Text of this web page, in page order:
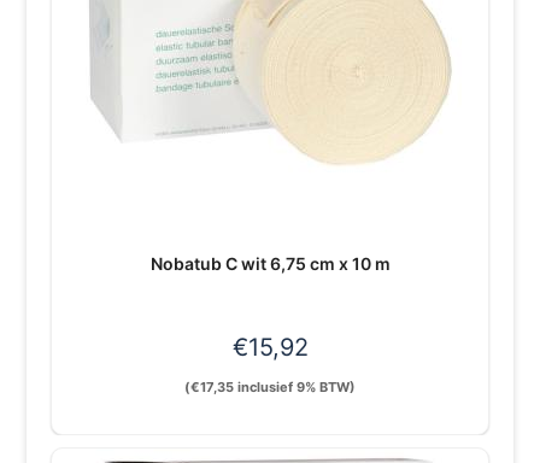
Nobatub C wit 6,75 cm x 10 m
€15,92
(€17,35 inclusief 9% BTW)